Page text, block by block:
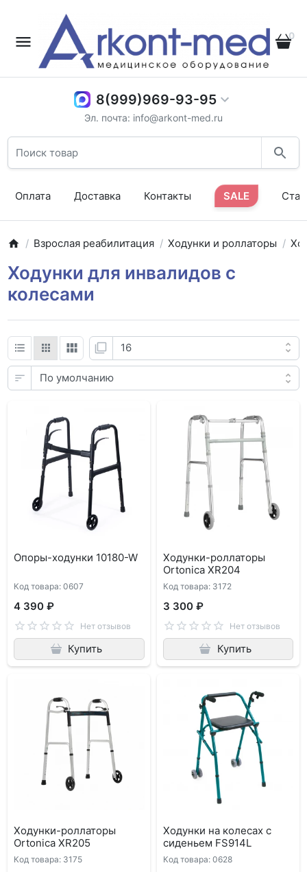
0
8(999)969-93-95
Эл. почта: info@arkont-med.ru
Оплата Доставка Контакты SALE
Взрослая реабилитация Ходунки и роллаторы
Ходунки для инвалидов с
колесами
Опоры-ходунки 10180-W
Код товара: 0607
4 390 ₽
Нет отзывов
Купить
Ходунки-роллаторы
Ortonica XR204
Код товара: 3172
3 300 ₽
Нет отзывов
Купить
Ходунки-роллаторы
Ortonica XR205
Код товара: 3175
Ходунки на колесах с
сиденьем FS914L
Код товара: 0628